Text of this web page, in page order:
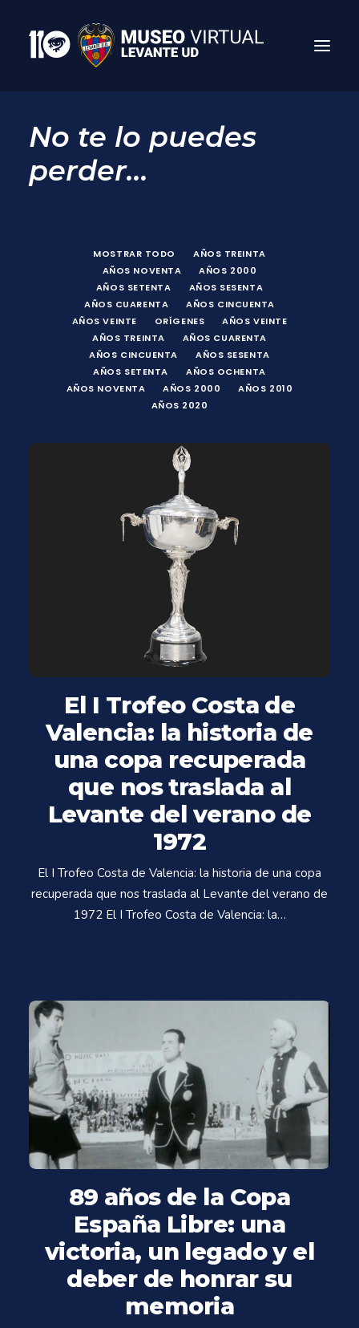
Search
No te lo puedes
perder...
MOSTRAR TODO
AÑOS TREINTA
AÑOS NOVENTA
AÑOS 2000
AÑOS SETENTA
AÑOS SESENTA
AÑOS CUARENTA
AÑOS CINCUENTA
AÑOS VEINTE
ORÍGENES
AÑOS VEINTE
AÑOS TREINTA
AÑOS CUARENTA
AÑOS CINCUENTA
AÑOS SESENTA
AÑOS SETENTA
AÑOS OCHENTA
AÑOS NOVENTA
AÑOS 2000
AÑOS 2010
AÑOS 2020
El I Trofeo Costa de
Valencia: la historia de
una copa recuperada
que nos traslada al
Levante del verano de
1972
El I Trofeo Costa de Valencia: la historia de una copa
recuperada que nos traslada al Levante del verano de
1972 El I Trofeo Costa de Valencia: la…
89 años de la Copa
España Libre: una
victoria, un legado y el
deber de honrar su
memoria